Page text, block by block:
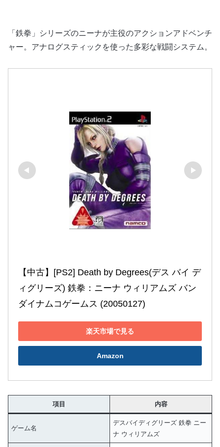
「鉄拳」シリーズのニーナが主役のアクションアドベンチ
ャー。アナログスティックを使った多彩な戦闘システム。
【中古】[PS2] Death by Degrees(デス バイ デ
ィグリーズ) 鉄拳：ニーナ ウィリアムズ バン
ダイナムコゲームス (20050127)
楽天市場で見る
Amazon
項目 内容
ゲーム名
デスバイディグリーズ 鉄拳 ニー
ナ ウィリアムズ